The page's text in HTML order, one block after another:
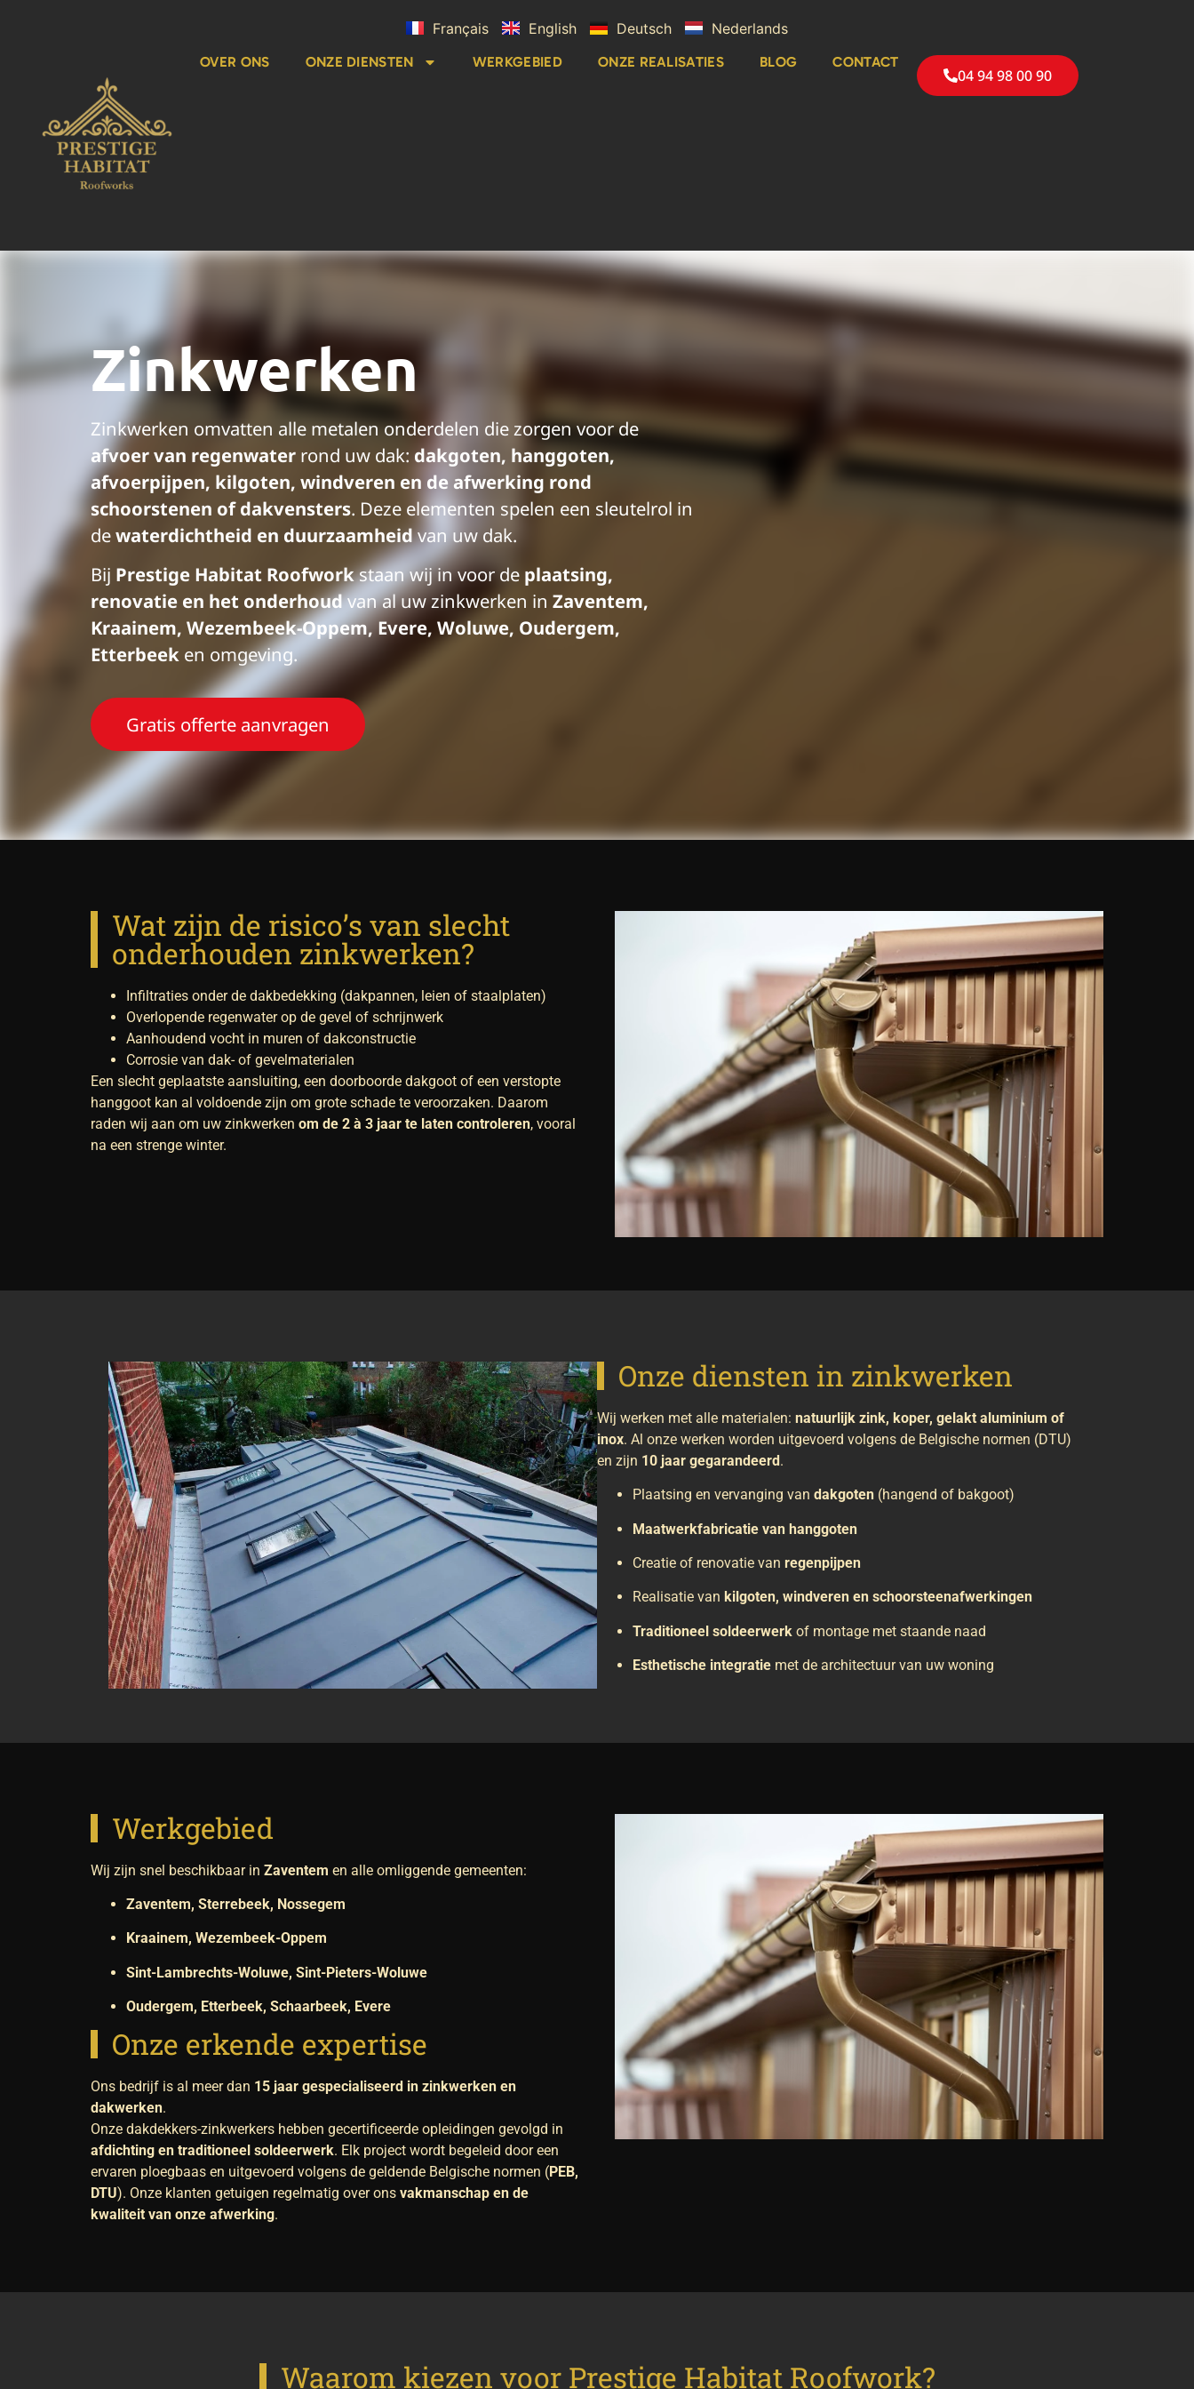
Français English Deutsch Nederlands
OVER ONS ONZE DIENSTEN WERKGEBIED ONZE REALISATIES BLOG CONTACT
04 94 98 00 90
Zinkwerken
Zinkwerken omvatten alle metalen onderdelen die zorgen voor de
afvoer van regenwater rond uw dak: dakgoten, hanggoten,
afvoerpijpen, kilgoten, windveren en de afwerking rond
schoorstenen of dakvensters. Deze elementen spelen een sleutelrol in
dewaterdichtheid en duurzaamheidvan uw dak.
Bij Prestige Habitat Roofworkstaan wij in voor de plaatsing,
renovatie en het onderhoudvan al uw zinkwerken in Zaventem,
Kraainem, Wezembeek-Oppem, Evere, Woluwe, Oudergem,
Etterbeek en omgeving.
Gratis offerte aanvragen
Wat zijn de risico’s van slecht
onderhouden zinkwerken?
Infiltraties onder de dakbedekking (dakpannen, leien of staalplaten)
Overlopende regenwater op de gevel of schrijnwerk
Aanhoudend vocht in muren of dakconstructie
Corrosie van dak- of gevelmaterialen
Een slecht geplaatste aansluiting, een doorboorde dakgoot of een verstopte
hanggoot kan al voldoende zijn om grote schade te veroorzaken. Daarom
raden wij aan om uw zinkwerken om de 2 à 3 jaar te laten controleren, vooral
na een strenge winter.
Onze diensten in zinkwerken
Wij werken met alle materialen: natuurlijk zink, koper, gelakt aluminium of
inox. Al onze werken worden uitgevoerd volgens de Belgische normen (DTU)
en zijn 10 jaar gegarandeerd.
Plaatsing en vervanging van dakgoten (hangend of bakgoot)
Maatwerkfabricatie van hanggoten
Creatie of renovatie van regenpijpen
Realisatie van kilgoten, windveren en schoorsteenafwerkingen
Traditioneel soldeerwerk of montage met staande naad
Esthetische integratie met de architectuur van uw woning
Werkgebied
Wij zijn snel beschikbaar in Zaventem en alle omliggende gemeenten:
Zaventem, Sterrebeek, Nossegem
Kraainem, Wezembeek-Oppem
Sint-Lambrechts-Woluwe, Sint-Pieters-Woluwe
Oudergem, Etterbeek, Schaarbeek, Evere
Onze erkende expertise
Ons bedrijf is al meer dan 15 jaar gespecialiseerd in zinkwerken en
dakwerken.
Onze dakdekkers-zinkwerkers hebben gecertificeerde opleidingen gevolgd in
afdichting en traditioneel soldeerwerk. Elk project wordt begeleid door een
ervaren ploegbaas en uitgevoerd volgens de geldende Belgische normen (PEB,
DTU). Onze klanten getuigen regelmatig over ons vakmanschap en de
kwaliteit van onze afwerking.
Waarom kiezen voor Prestige Habitat Roofwork?